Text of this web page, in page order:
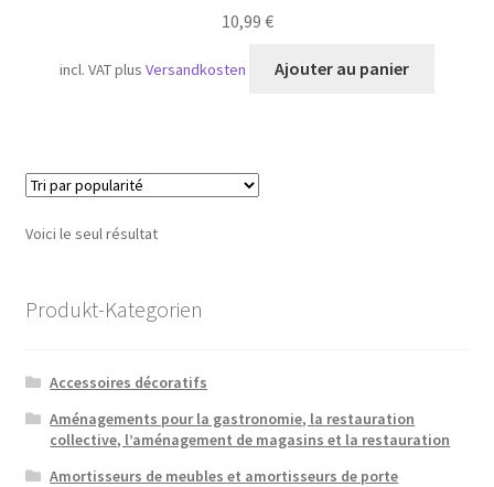
10,99 €
incl. VATplusVersandkosten Ajouter au panier
Voici le seul résultat
Produkt-Kategorien
Accessoires décoratifs
Aménagements pour la gastronomie, la restauration
collective, l’aménagement de magasins et la restauration
Amortisseurs de meubles et amortisseurs de porte